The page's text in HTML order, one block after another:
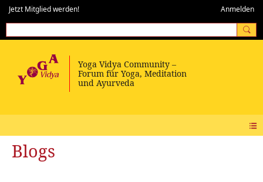
Jetzt Mitglied werden! Anmelden
Blogs